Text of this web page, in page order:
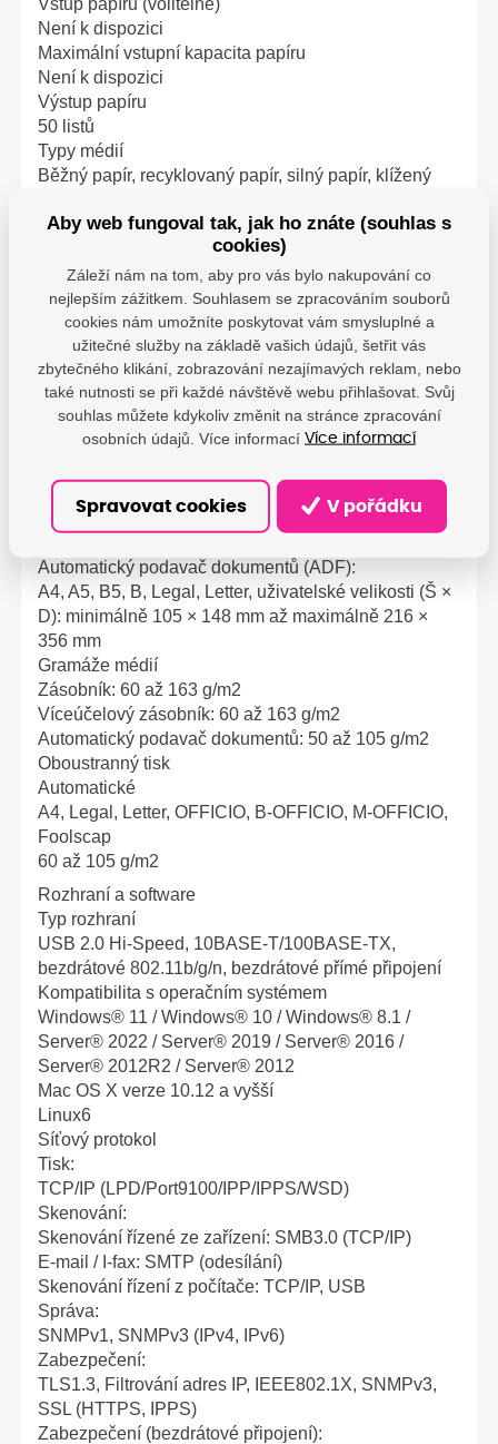
Není k dispozici
Maximální vstupní kapacita papíru
Není k dispozici
Výstup papíru
50 listů
Typy médií
Běžný papír, recyklovaný papír, silný papír, klížený
Velikosti médií
A4, A5, A5 (na šířku), B5, A6, Legal, Letter, Executive,
Statement, OFFICIO, B-OFFICIO, M-OFFICIO, GLTR,
GLGL, Foolscap, 16K, obálka (COM10, DL, C5),
uživatelské velikosti: minimálně 76,0 × 127 mm až
maximálně 216,0 × 356,0 mm.
Víceúčelový zásobník:
A4, A5, A5 (na šířku), B5, A6, Legal, Letter, Executive,
Statement, OFFICIO, B-OFFICIO, M-OFFICIO, GLTR,
(COM10, Monarch, DL, C5), uživatelské velikosti:
minimálně 76,0 × 127 mm až maximálně 216,0 ×
Automatický podavač dokumentů (ADF):
A4, A5, B5, B, Legal, Letter, uživatelské velikosti (Š ×
D): minimálně 105 × 148 mm až maximálně 216 ×
356 mm
Gramáže médií
Zásobník: 60 až 163 g/m2
Víceúčelový zásobník: 60 až 163 g/m2
Automatický podavač dokumentů: 50 až 105 g/m2
Oboustranný tisk
Automatické
A4, Legal, Letter, OFFICIO, B-OFFICIO, M-OFFICIO,
Foolscap
60 až 105 g/m2
Rozhraní a software
Typ rozhraní
USB 2.0 Hi-Speed, 10BASE-T/100BASE-TX,
bezdrátové 802.11b/g/n, bezdrátové přímé připojení
Kompatibilita s operačním systémem
Windows® 11 / Windows® 10 / Windows® 8.1 /
Server® 2022 / Server® 2019 / Server® 2016 /
Server® 2012R2 / Server® 2012
Mac OS X verze 10.12 a vyšší
Linux6
Síťový protokol
Tisk:
TCP/IP (LPD/Port9100/IPP/IPPS/WSD)
Skenování:
Skenování řízené ze zařízení: SMB3.0 (TCP/IP)
E-mail / I-fax: SMTP (odesílání)
Skenování řízení z počítače: TCP/IP, USB
Správa:
SNMPv1, SNMPv3 (IPv4, IPv6)
Zabezpečení:
TLS1.3, Filtrování adres IP, IEEE802.1X, SNMPv3,
SSL (HTTPS, IPPS)
Zabezpečení (bezdrátové připojení):
Aby web fungoval tak, jak ho znáte (souhlas s
cookies)
Záleží nám na tom, aby pro vás bylo nakupování co
nejlepším zážitkem. Souhlasem se zpracováním souborů
cookies nám umožníte poskytovat vám smysluplné a
užitečné služby na základě vašich údajů, šetřit vás
zbytečného klikání, zobrazování nezajímavých reklam, nebo
také nutnosti se při každé návštěvě webu přihlašovat. Svůj
souhlas můžete kdykoliv změnit na stránce zpracování
osobních údajů. Více informací Více informací
Spravovat cookies V pořádku